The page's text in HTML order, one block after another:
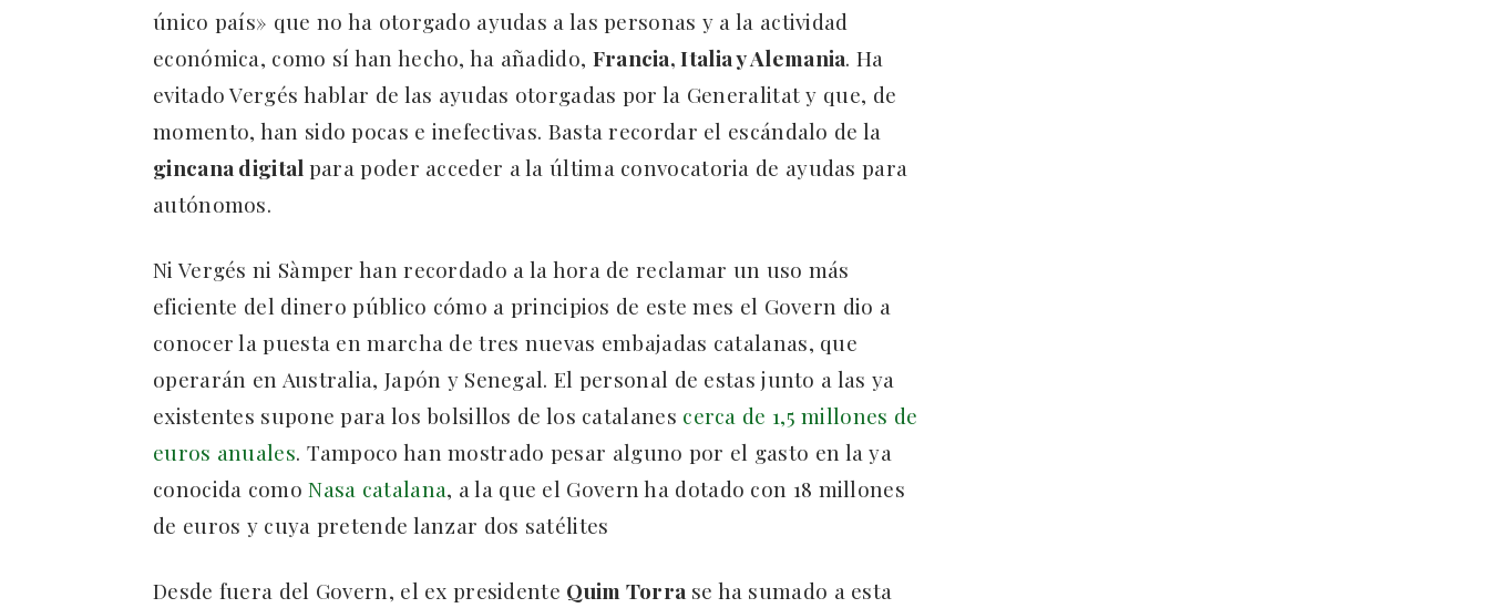
único país» que no ha otorgado ayudas a las personas y a la actividad
económica, como sí han hecho, ha añadido, Francia, Italia y Alemania. Ha
evitado Vergés hablar de las ayudas otorgadas por la Generalitat y que, de
momento, han sido pocas e inefectivas. Basta recordar el escándalo de la
gincana digital para poder acceder a la última convocatoria de ayudas para
autónomos.
Ni Vergés ni Sàmper han recordado a la hora de reclamar un uso más
eficiente del dinero público cómo a principios de este mes el Govern dio a
conocer la puesta en marcha de tres nuevas embajadas catalanas, que
operarán en Australia, Japón y Senegal. El personal de estas junto a las ya
existentes supone para los bolsillos de los catalanes cerca de 1,5 millones de
euros anuales. Tampoco han mostrado pesar alguno por el gasto en la ya
conocida comoNasa catalana, a la que el Govern ha dotado con 18 millones
de euros y cuya pretende lanzar dos satélites
Desde fuera del Govern, el ex presidente Quim Torra se ha sumado a esta